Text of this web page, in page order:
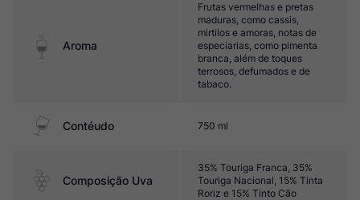
Aroma
Frutas vermelhas e pretas
maduras, como cassis,
mirtilos e amoras, notas de
especiarias, como pimenta
branca, além de toques
terrosos, defumados e de
tabaco.
Contéudo 750 ml
Composição Uva
35% Touriga Franca, 35%
Touriga Nacional, 15% Tinta
Roriz e 15% Tinto Cão